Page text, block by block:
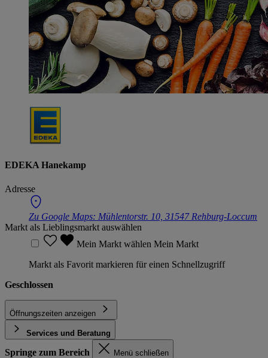
EDEKA Hanekamp
Adresse
Zu Google Maps: Mühlentorstr. 10, 31547 Rehburg-Loccum
Markt als Lieblingsmarkt auswählen
Mein Markt wählen Mein Markt
Markt als Favorit markieren für einen Schnellzugriff
Geschlossen
Öffnungszeiten anzeigen
Services und Beratung
Springe zum Bereich Menü schließen